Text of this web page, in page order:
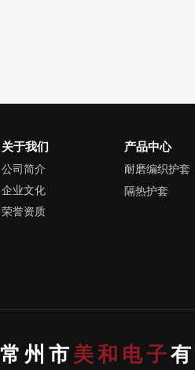
常州市 美和电子
产品中心
耐磨编织护套
隔热护套
关于我们
公司简介
企业文化
荣誉资质